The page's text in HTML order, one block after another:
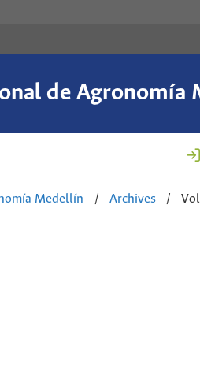
de Agronomía
Medellín / Archives /